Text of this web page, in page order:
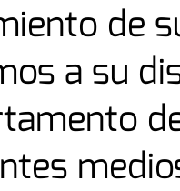
de
a su